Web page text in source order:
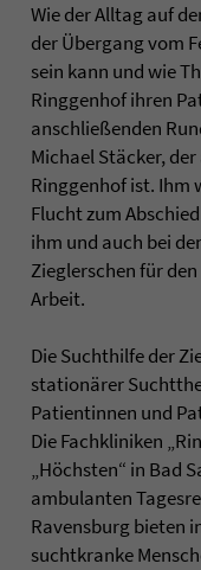
Wie der Alltag auf
der Übergang vom
sein kann und wie
Ringgenhof ihren
anschließenden
Michael Stäcker,
Ringgenhof ist. Ihm
Flucht zum
ihm und auch bei
Zieglerschen für
Arbeit.
Die Suchthilfe der
stationärer
Patientinnen und
Die Fachkliniken
„Höchsten“ in Bad
ambulanten
Ravensburg bieten
suchtkranke